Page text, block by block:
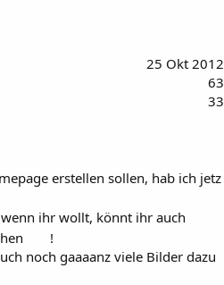
25 Okt 2012
63
33
erstellen sollen, hab ich jetz
ihr wollt, könnt ihr auch
!
noch gaaaanz viele Bilder dazu